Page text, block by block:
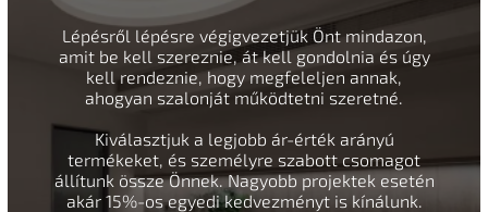
Lépésről lépésre végigvezetjük Önt mindazon,
amit be kell szereznie, át kell gondolnia és úgy
kell rendeznie, hogy megfeleljen annak,
ahogyan szalonját működtetni szeretné.
Kiválasztjuk a legjobb ár-érték arányú
termékeket, és személyre szabott csomagot
állítunk össze Önnek. Nagyobb projektek esetén
akár 15%-os egyedi kedvezményt is kínálunk.